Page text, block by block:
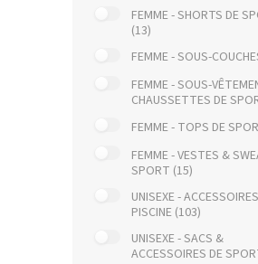
FEMME - SHORTS DE
(13)
FEMME - SOUS-
FEMME - SOUS-
CHAUSSETTES DE
FEMME - TOPS DE
FEMME - VESTES &
SPORT (15)
UNISEXE -
PISCINE (103)
UNISEXE - SACS &
ACCESSOIRES DE